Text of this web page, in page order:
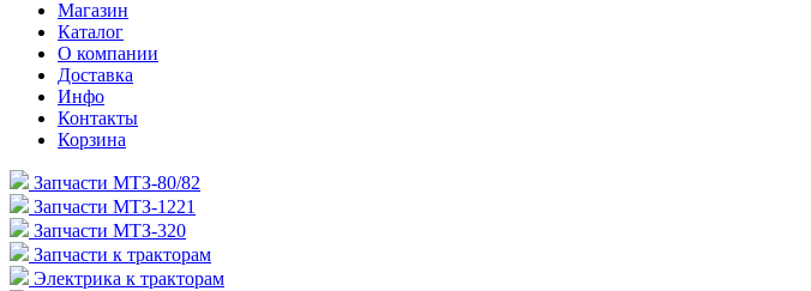
Магазин
Каталог
О компании
Доставка
Инфо
Контакты
Корзина
Запчасти МТЗ-80/82
Запчасти МТЗ-1221
Запчасти МТЗ-320
Запчасти к тракторам
Электрика к тракторам